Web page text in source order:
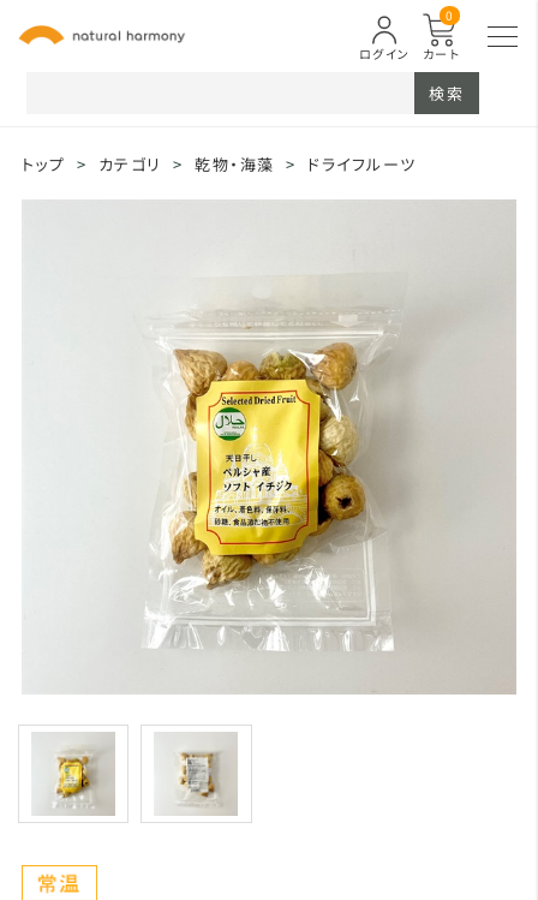
カート
0
ログイン
検索
トップ > カテゴリ > 乾物・海藻 > ドライフルーツ